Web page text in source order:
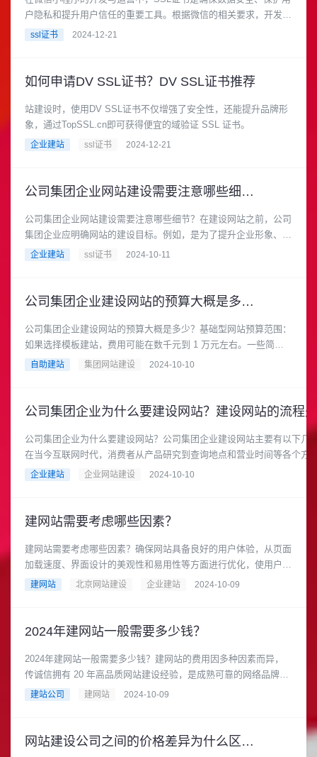
户隐私和提升用户信任的重要工具。根据微信的相关要求，开发者
必须使用SSL证书来保证小程序的网络请求是安全的，这对保护用
的 SEO 通常是有益的
ssl证书 2024-12-21
如何申请DV SSL证书？DV SSL证书推荐
站建设时，使用DV SSL证书不仅增强了安全性，还能提升品牌形
象，通过TopSSL.cn即可获得便宜的域验证 SSL 证书。
企业建站 ssl证书 2024-12-21
公司集团企业网站建设需要注意哪些细节？
公司集团企业网站建设需要注意哪些细节？在建设网站之前，公司
集团企业应明确网站的建设目标。例如，是为了提升企业形象、拓
展市场、提供客户服务还是进行产品销售等。明确的目标有助于确
企业建站 ssl证书 2024-10-11
公司集团企业建设网站的预算大概是多少？
公司集团企业建设网站的预算大概是多少？基础型网站预算范围：
如果选择模板建站，费用可能在数千元到 1 万元左右。一些简单
的模板建站服务，只需要更换企业的信息、图片等内容，功能相对
自助建站 集团网站建设 2024-10-10
公司集团企业为什么要建设网站？公司集团企业建设网站主要有以下几
在当今互联网时代，消费者从产品研究到查询地点和营业时间等各个方
网。即使是实体企业，拥有一个经过精心设计的网站也至关重要。一个
企业建站 企业网站建设 2024-10-10
建网站需要考虑哪些因素？
建网站需要考虑哪些因素？确保网站具备良好的用户体验，从页面
加载速度、界面设计的美观性和易用性等方面进行优化，使用户能
够轻松浏览和使用网站。重视网站的可访问性，使不同设备和浏览
建网站 北京网站建设 企业建站 2024-10-09
2024年建网站一般需要多少钱？
2024年建网站一般需要多少钱？建网站的费用因多种因素而异，
传诚信拥有 20 年高品质网站建设经验，是成熟可靠的网络品牌建
设合作伙伴。在长期的发展过程中，积累了丰富的专业知识和实践
建站公司 建网站 2024-10-09
网站建设公司之间的价格差异为什么区别大